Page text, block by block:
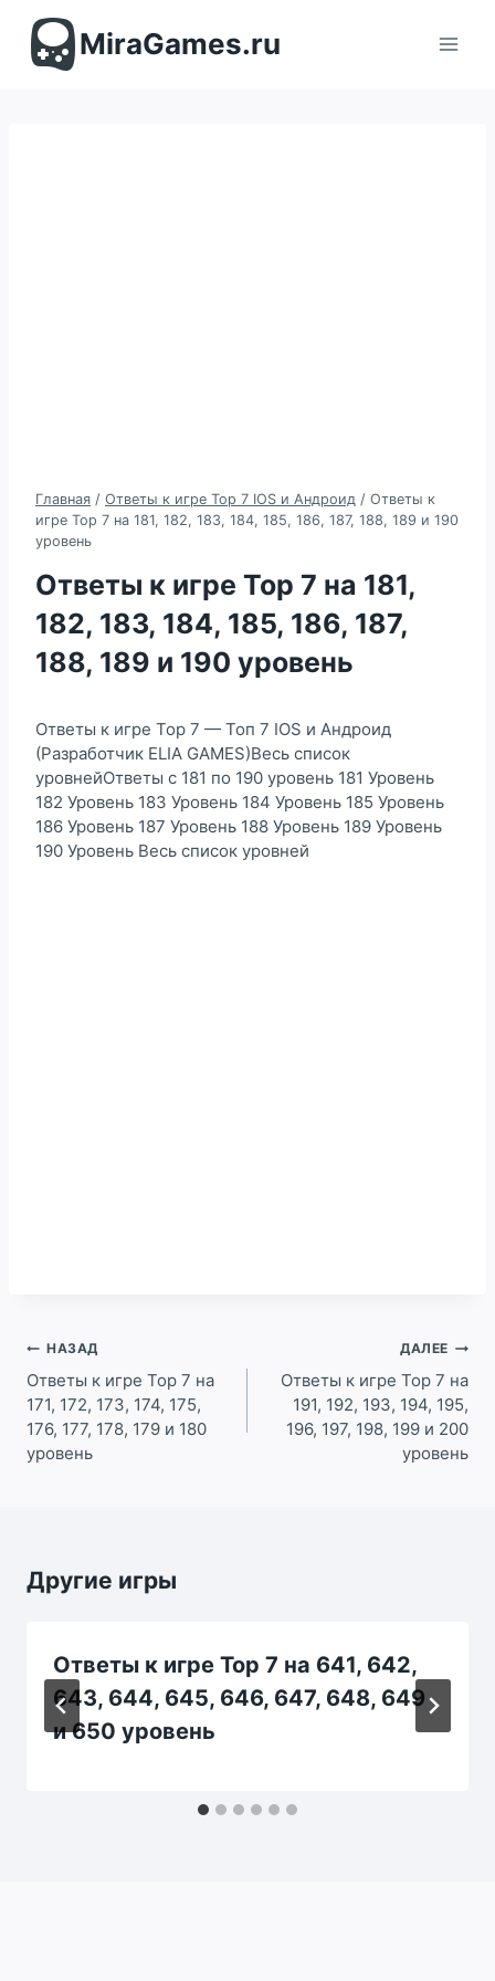
содержимомуMiraGames.ru
Главная / Ответы к игре Top 7 IOS и Андроид / Ответы к
игре Top 7 на 181, 182, 183, 184, 185, 186, 187, 188, 189 и 190
уровень
Ответы к игре Top 7 на 181,
182, 183, 184, 185, 186, 187,
188, 189 и 190 уровень
Ответы к игре Top 7 — Топ 7 IOS и Андроид
(Разработчик ELIA GAMES)Весь список
уровнейОтветы с 181 по 190 уровень 181 Уровень
182 Уровень 183 Уровень 184 Уровень 185 Уровень
186 Уровень 187 Уровень 188 Уровень 189 Уровень
190 Уровень Весь список уровней
Навигация
по
записям
НАЗАД
Ответы к игре Top 7 на
171, 172, 173, 174, 175,
176, 177, 178, 179 и 180
уровень
ДАЛЕЕ
Ответы к игре Top 7 на
191, 192, 193, 194, 195,
196, 197, 198, 199 и 200
уровень
Другие игры
Ответы к игре Top 7 на 641, 642,
643, 644, 645, 646, 647, 648, 649
и 650 уровень